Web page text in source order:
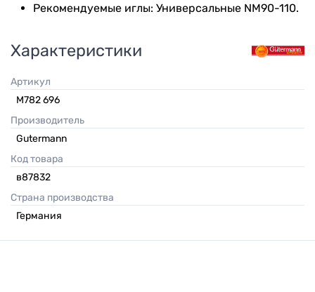
Рекомендуемые иглы: Универсальные NM90-110.
Характеристики
Артикул
M782 696
Производитель
Gutermann
Код товара
в87832
Страна производства
Германия